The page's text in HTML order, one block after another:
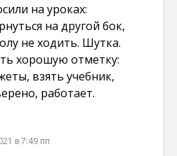
на уроках:
на другой бок,
не ходить. Шутка.
хорошую отметку:
взять учебник,
работает.
в 7:49 пп